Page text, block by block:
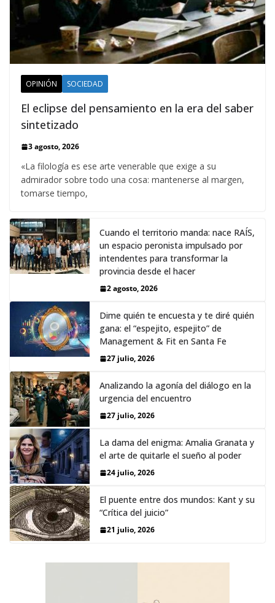
OPINIÓN SOCIEDAD
El eclipse del pensamiento en la era del saber
sintetizado
3 agosto, 2026
«La filología es ese arte venerable que exige a su
admirador sobre todo una cosa: mantenerse al margen,
tomarse tiempo,
Cuando el territorio manda: nace RAÍS,
un espacio peronista impulsado por
intendentes para transformar la
provincia desde el hacer
2 agosto, 2026
Dime quién te encuesta y te diré quién
gana: el “espejito, espejito” de
Management & Fit en Santa Fe
27 julio, 2026
Analizando la agonía del diálogo en la
urgencia del encuentro
27 julio, 2026
La dama del enigma: Amalia Granata y
el arte de quitarle el sueño al poder
24 julio, 2026
El puente entre dos mundos: Kant y su
“Crítica del juicio”
21 julio, 2026